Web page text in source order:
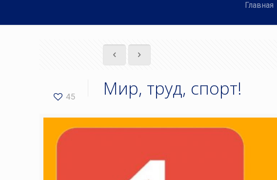
Главная
45 Мир, труд, спорт!